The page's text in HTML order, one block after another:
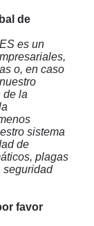
de
es un
o, en caso
de la
sistema
de
plagas
seguridad
favor